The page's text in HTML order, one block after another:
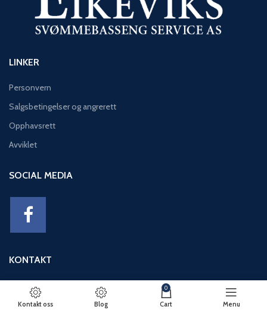
LINKER
Personvern
Salgsbetingelser og angrerett
Opphavsrett
Avviklet
SOCIAL MEDIA
KONTAKT
Adresse: Eikeviken 49, 5043 BERGEN
Telefon: 95 12 52 30
E-post: basseng@eikeviks.no
Kontakt oss Blog
0
Cart Menu